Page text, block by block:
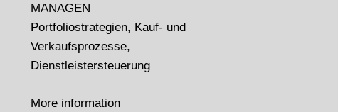
MANAGEN
Portfoliostrategien, Kauf- und
Verkaufsprozesse,
Dienstleistersteuerung
More information